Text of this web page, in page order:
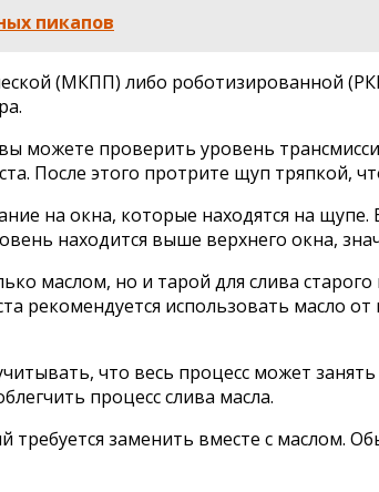
пикапов
(МКПП) либо роботизированной
можете проверить уровень
После этого протрите щуп тряпкой,
на окна, которые находятся на
находится выше верхнего окна,
маслом, но и тарой для слива
рекомендуется использовать масло
что весь процесс может
процесс слива масла.
заменить вместе с маслом.